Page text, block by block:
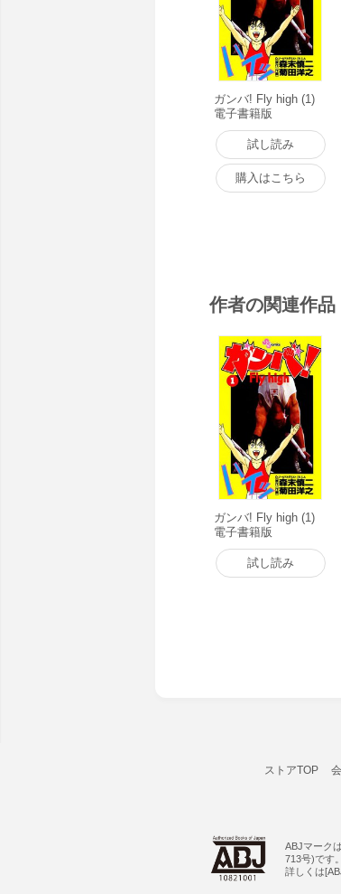
ガンバ! Fly high (1)
電子書籍版
試し読み
購入はこちら
作者の関連作品
ガンバ! Fly high (1)
電子書籍版
試し読み
ストアTOP
ABJマーク
713号)です。
詳しくは